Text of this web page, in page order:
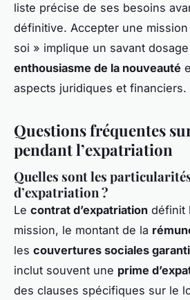
liste précise de ses besoins
définitive. Accepter une
soi » implique un savant
enthousiasme de la nouveauté
aspects juridiques et financiers.
Questions fréquentes
pendant l’expatriation
Quelles sont les
d’expatriation ?
Le contrat d’expatriation définit
mission, le montant de la
les couvertures sociales
inclut souvent une prime
des clauses spécifiques sur le